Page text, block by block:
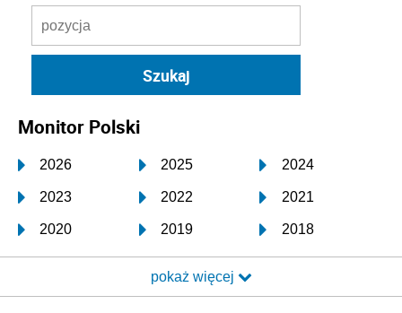
Monitor Polski
2026 2025 2024
2023 2022 2021
2020 2019 2018
2017 2016 2015
2014 2013 2012
pokaż więcej